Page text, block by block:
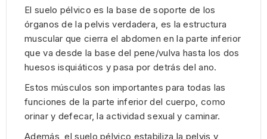
El suelo pélvico es la base de soporte de los
órganos de la pelvis verdadera, es la estructura
muscular que cierra el abdomen en la parte inferior
que va desde la base del pene/vulva hasta los dos
huesos isquiáticos y pasa por detrás del ano.
Estos músculos son importantes para todas las
funciones de la parte inferior del cuerpo, como
orinar y defecar, la actividad sexual y caminar.
Además, el suelo pélvico estabiliza la pelvis y